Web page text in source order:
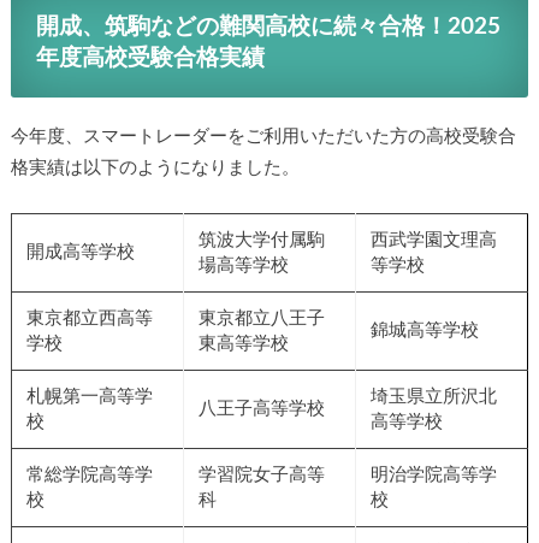
開成、筑駒などの難関高校に続々合格！2025
年度高校受験合格実績
今年度、スマートレーダーをご利用いただいた方の高校受験合
格実績は以下のようになりました。
開成高等学校
筑波大学付属駒
場高等学校
西武学園文理高
等学校
東京都立西高等
学校
東京都立八王子
東高等学校
錦城高等学校
札幌第一高等学
校
八王子高等学校
埼玉県立所沢北
高等学校
常総学院高等学
校
学習院女子高等
科
明治学院高等学
校